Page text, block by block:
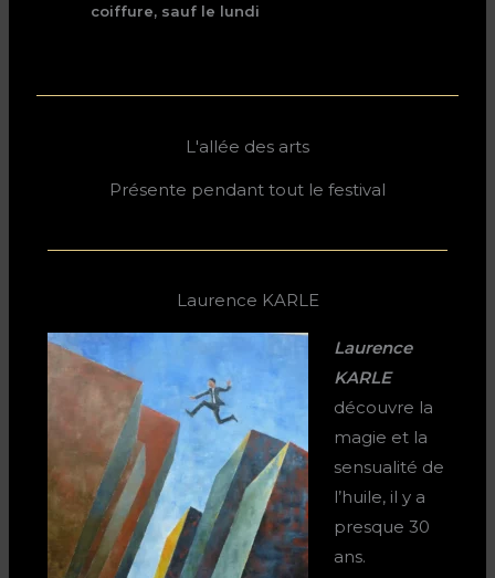
coiffure, sauf le lundi
L'allée des arts
Présente pendant tout le festival
Laurence KARLE
Laurence
KARLE
découvre la
magie et la
sensualité de
l’huile, il y a
presque 30
ans.